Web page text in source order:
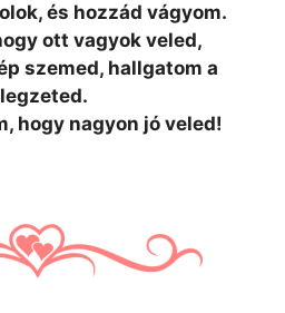
és hozzád vágyom.
ott vagyok veled,
szemed, hallgatom a
hogy nagyon jó veled!